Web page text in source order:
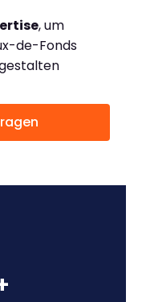
, um
de-Fonds